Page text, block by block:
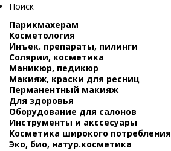
Поиск
Парикмахерам
Косметология
Инъек. препараты, пилинги
Солярии, косметика
Маникюр, педикюр
Макияж, краски для ресниц
Перманентный макияж
Для здоровья
Оборудование для салонов
Инструменты и акссесуары
Косметика широкого потребления
Эко, био, натур.косметика